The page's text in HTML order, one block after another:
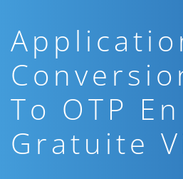
To OTP
Gratuite